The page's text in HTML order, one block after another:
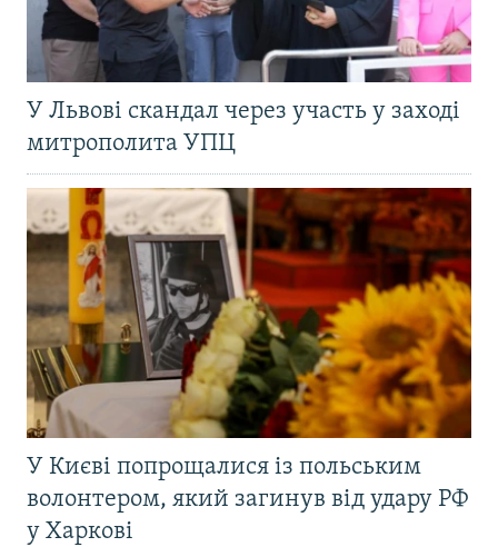
У Львові скандал через участь у заході
митрополита УПЦ
У Києві попрощалися із польським
волонтером, який загинув від удару РФ
у Харкові